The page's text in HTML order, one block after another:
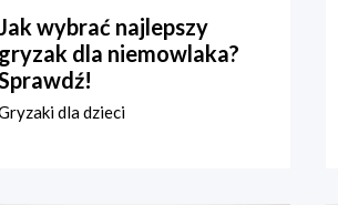
Jak wybrać najlepszy
gryzak dla niemowlaka?
dla dzieci